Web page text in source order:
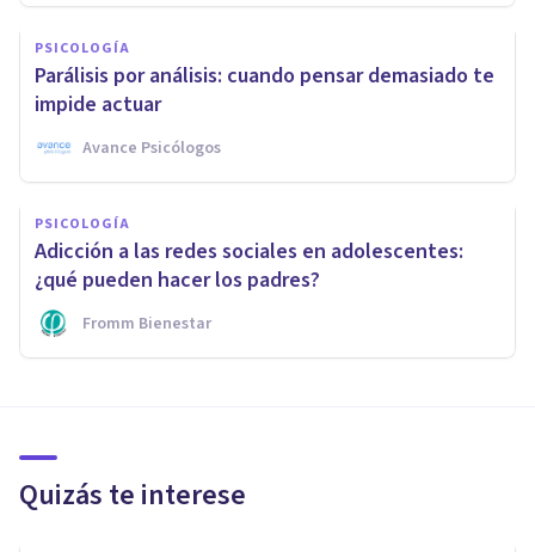
PSICOLOGÍA
Parálisis por análisis: cuando pensar demasiado te
impide actuar
Avance Psicólogos
PSICOLOGÍA
Adicción a las redes sociales en adolescentes:
¿qué pueden hacer los padres?
Fromm Bienestar
Quizás te interese